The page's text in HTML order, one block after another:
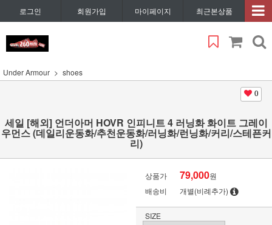
로그인 회원가입 마이페이지 최근본상품
Under Armour shoes
0
세일 [해외] 언더아머 HOVR 인피니트 4 러닝화 화이트 그레이
우먼스 (데일리운동화/추천운동화/러닝화/런닝화/커리/스테픈커
리)
상품가 79,000원
배송비
개별(비례추가)
SIZE